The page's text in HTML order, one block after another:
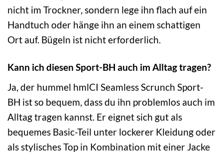
nicht im Trockner, sondern lege ihn flach auf ein
Handtuch oder hänge ihn an einem schattigen
Ort auf. Bügeln ist nicht erforderlich.
Kann ich diesen Sport-BH auch im Alltag tragen?
Ja, der hummel hmlCI Seamless Scrunch Sport-
BH ist so bequem, dass du ihn problemlos auch im
Alltag tragen kannst. Er eignet sich gut als
bequemes Basic-Teil unter lockerer Kleidung oder
als stylisches Top in Kombination mit einer Jacke